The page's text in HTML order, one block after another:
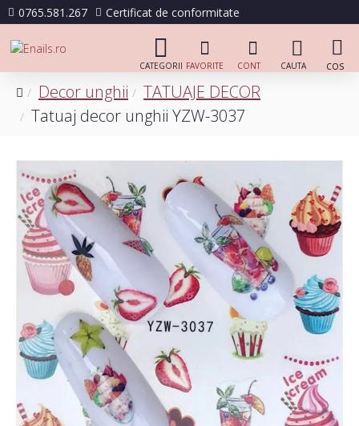
0765.581.267 Certificat de conformitate
Decor unghii
TATUAJE DECOR
Tatuaj decor unghii YZW-3037